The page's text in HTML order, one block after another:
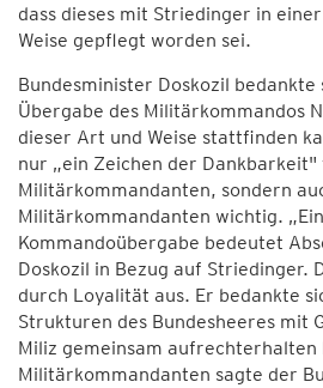
dass dieses mit Striedinger in
Weise gepflegt worden sei.
Bundesminister Doskozil bedankte
Übergabe des Militärkommandos
dieser Art und Weise stattfinden
nur „ein Zeichen der
Militärkommandanten, sondern
Militärkommandanten wichtig.
Kommandoübergabe bedeutet
Doskozil in Bezug auf Striedinger.
durch Loyalität aus. Er bedankte
Strukturen des Bundesheeres mit
Miliz gemeinsam aufrechterhalten
Militärkommandanten sagte der